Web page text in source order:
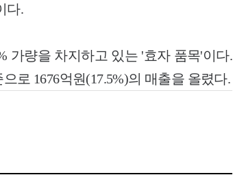
다.
가량을 차지하고 있는 '효자 품목'이다.
로 1676억원(17.5%)의 매출을 올렸다.